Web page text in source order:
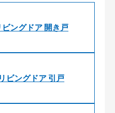
ングドア 開き戸
ビングドア 引戸